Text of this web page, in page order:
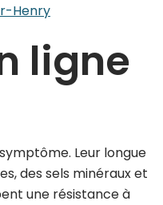
Henry
ligne
Leur longue
des sels minéraux et
une résistance à